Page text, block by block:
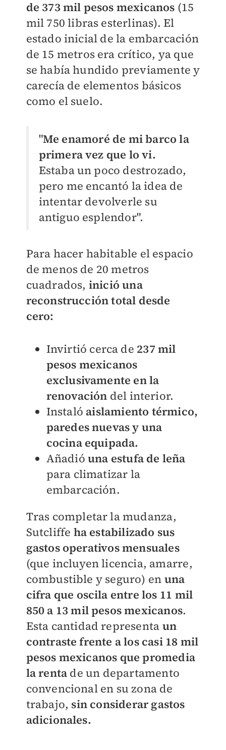
de 373 mil pesos mexicanos (15
mil 750 libras esterlinas). El
estado inicial de la embarcación
de 15 metros era crítico, ya que
se había hundido previamente y
carecía de elementos básicos
como el suelo.
"Me enamoré de mi barco la
primera vez que lo vi.
Estaba un poco destrozado,
pero me encantó la idea de
intentar devolverle su
antiguo esplendor".
Para hacer habitable el espacio
de menos de 20 metros
cuadrados, inició una
reconstrucción total desde
cero:
Invirtió cerca de 237 mil
pesos mexicanos
exclusivamente en la
renovación del interior.
Instaló aislamiento térmico,
paredes nuevas y una
cocina equipada.
Añadió una estufa de leña
para climatizar la
embarcación.
Tras completar la mudanza,
Sutcliffe ha estabilizado sus
gastos operativos mensuales
(que incluyen licencia, amarre,
combustible y seguro) en una
cifra que oscila entre los 11 mil
850 a 13 mil pesos mexicanos.
Esta cantidad representa un
contraste frente a los casi 18 mil
pesos mexicanos que promedia
la renta de un departamento
convencional en su zona de
trabajo, sin considerar gastos
adicionales.